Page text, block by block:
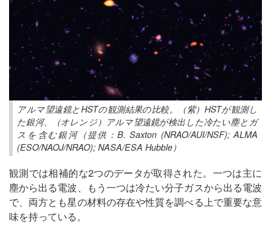
アルマ望遠鏡とHSTの観測結果の比較。（紫）HSTが観測し
た銀河、（オレンジ）アルマ望遠鏡が検出した冷たい塵とガ
スを含む銀河（提供：B. Saxton (NRAO/AUI/NSF); ALMA
(ESO/NAOJ/NRAO); NASA/ESA Hubble）
観測では相補的な2つのデータが取得された。一つは主に
塵から出る電波、もう一つは冷たい分子ガスから出る電波
で、両方とも星の材料の存在や性質を調べる上で重要な意
味を持っている。